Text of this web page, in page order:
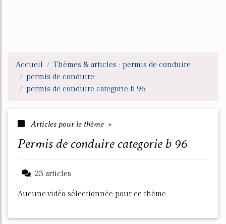
Accueil
Thèmes & articles : permis de conduire
permis de conduire
permis de conduire categorie b 96
Articles pour le thème »
permis de conduire categorie b 96
23 articles
Aucune vidéo sélectionnée pour ce thème